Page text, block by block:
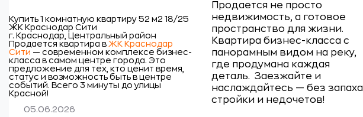
Купить 1 комнатную квартиру 52 м2 18/25
ЖК Краснодар Сити
г. Краснодар, Центральный район
Продается квартира в ЖК Краснодар
Сити — современном комплексе бизнес-
класса в самом центре города. Это
предложение для тех, кто ценит время,
статус и возможность быть в центре
событий. Всего 3 минуты до улицы
Красной!
05.06.2026
Продается не просто
недвижимость, а готовое
пространство для жизни.
Квартира бизнес-класса с
панорамным видом на реку,
где продумана каждая
деталь. Заезжайте и
наслаждайтесь — без запаха
стройки и недочетов!